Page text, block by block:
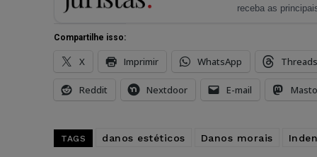
receba as
Compartilhe isso:
X Imprimir WhatsApp Threads
Reddit Nextdoor E-mail
TAGS danos estéticos Danos morais